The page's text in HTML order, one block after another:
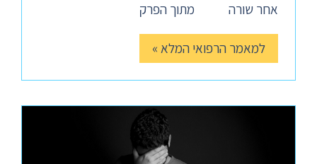
אחר שורה מתוך הפרק
למאמר הרפואי המלא »